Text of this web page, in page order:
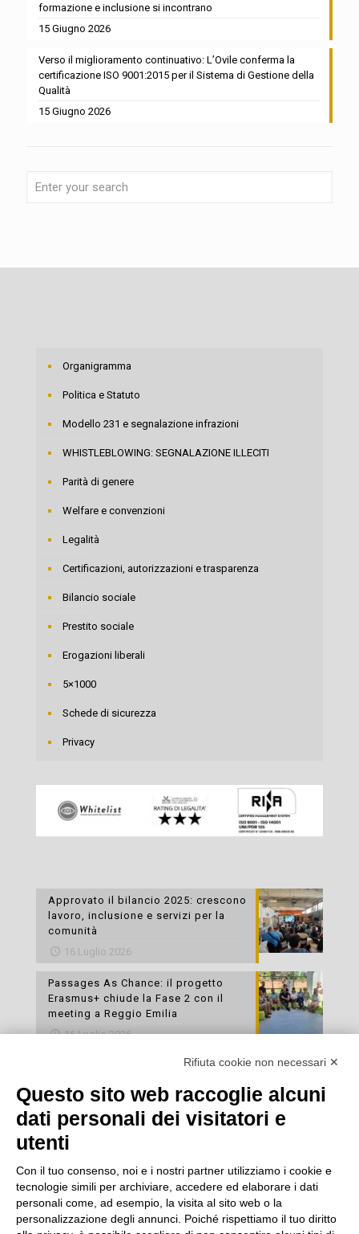
formazione e inclusione si incontrano
15 Giugno 2026
Verso il miglioramento continuativo: L’Ovile conferma la
certificazione ISO 9001:2015 per il Sistema di Gestione della
Qualità
15 Giugno 2026
Organigramma
Politica e Statuto
Modello 231 e segnalazione infrazioni
WHISTLEBLOWING: SEGNALAZIONE ILLECITI
Parità di genere
Welfare e convenzioni
Legalità
Certificazioni, autorizzazioni e trasparenza
Bilancio sociale
Prestito sociale
Erogazioni liberali
5×1000
Schede di sicurezza
Privacy
Approvato il bilancio 2025: crescono
lavoro, inclusione e servizi per la
comunità
16 Luglio 2026
Passages As Chance: il progetto
Erasmus+ chiude la Fase 2 con il
meeting a Reggio Emilia
16 Luglio 2026
Esami di laboratorio preventivi
cura della propria salute
16 Luglio 2026
Rifiuta cookie non necessari ✕
Questo sito web raccoglie alcuni
dati personali dei visitatori e
utenti
Con il tuo consenso, noi e i nostri partner utilizziamo i cookie e
tecnologie simili per archiviare, accedere ed elaborare i dati
personali come, ad esempio, la visita al sito web o la
personalizzazione degli annunci. Poiché rispettiamo il tuo diritto